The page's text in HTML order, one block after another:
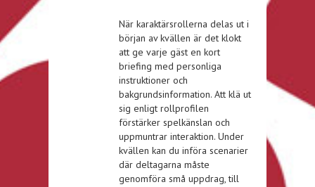
När karaktärsrollerna delas ut i
början av kvällen är det klokt
att ge varje gäst en kort
briefing med personliga
instruktioner och
bakgrundsinformation. Att klä ut
sig enligt rollprofilen
förstärker spelkänslan och
uppmuntrar interaktion. Under
kvällen kan du införa scenarier
där deltagarna måste
genomföra små uppdrag, till